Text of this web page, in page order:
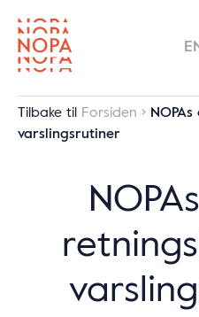
Tilbake til Forsiden
varslingsrutiner